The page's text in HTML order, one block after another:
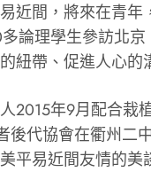
近間，將來在青
論理學生參訪北
紐帶、促進人心
2015年9月配合
後代協會在衢州
平易近間友情的美